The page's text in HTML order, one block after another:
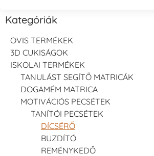
Kategóriák
OVIS TERMÉKEK
3D CUKISÁGOK
ISKOLAI TERMÉKEK
TANULÁST SEGÍTŐ MATRICÁK
DOGAMÉM MATRICA
MOTIVÁCIÓS PECSÉTEK
TANÍTÓI PECSÉTEK
DÍCSÉRŐ
BUZDÍTÓ
REMÉNYKEDŐ